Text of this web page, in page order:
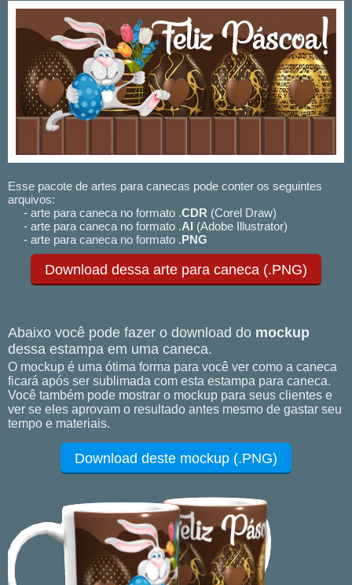
Esse pacote de artes para canecas pode conter os seguintes
arquivos:
- arte para caneca no formato .CDR (Corel Draw)
- arte para caneca no formato .AI (Adobe Illustrator)
- arte para caneca no formato .PNG
Download dessa arte para caneca (.PNG)
Abaixo você pode fazer o download do mockup
dessa estampa em uma caneca.
O mockup é uma ótima forma para você ver como a caneca
ficará após ser sublimada com esta estampa para caneca.
Você também pode mostrar o mockup para seus clientes e
ver se eles aprovam o resultado antes mesmo de gastar seu
tempo e materiais.
Download deste mockup (.PNG)